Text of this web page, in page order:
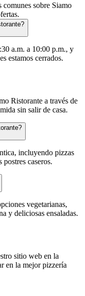
comunes sobre Siamo
a.m. a 10:00 p.m., y
estamos cerrados.
Ristorante a través de
sin salir de casa.
incluyendo pizzas
caseros.
vegetarianas,
y deliciosas ensaladas.
sitio web en la
en la mejor pizzería